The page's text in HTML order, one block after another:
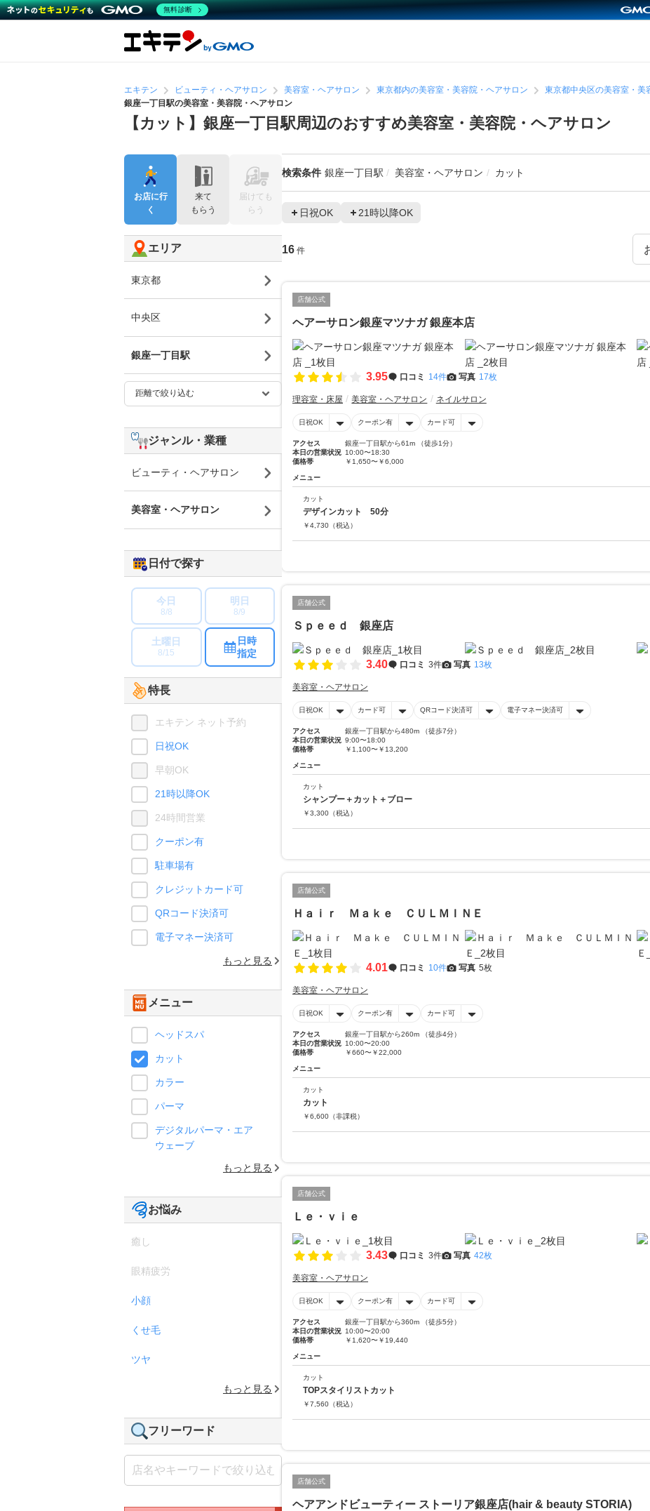
エキテン ビューティ・ヘアサロン 美容室・ヘアサロン 東京都内の美容室・美容院・ヘアサロン
東京都中央区の美容室・美
銀座一丁目駅の美容室・美容院・ヘアサロン
【カット】銀座一丁目駅周辺のおすすめ美容室・美容院・ヘアサロン
検索条件 銀座一丁目駅 美容室・ヘアサロン カット
日祝OK 21時以降OK
16 件
店舗公式
ヘアーサロン銀座マツナガ 銀座本店
3.95 口コミ 14件 写真 17枚
理容室・床屋 美容室・ヘアサロン ネイルサロン
日祝OK クーポン有 カード可
アクセス
銀座一丁目駅から61m （徒歩1分）
本日の営業状況 10:00〜18:30
価格帯
￥1,650〜￥6,000
メニュー
カット
デザインカット 50分
￥4,730 （税込）
店舗公式
Ｓｐｅｅｄ 銀座店
3.40 口コミ 3件 写真 13枚
美容室・ヘアサロン
日祝OK カード可 QRコード決済可 電子マネー決済可
アクセス
銀座一丁目駅から480m （徒歩7分）
本日の営業状況 9:00〜18:00
価格帯
￥1,100〜￥13,200
メニュー
カット
シャンプー＋カット＋ブロー
￥3,300 （税込）
店舗公式
Ｈａｉｒ Ｍａｋｅ ＣＵＬＭＩＮＥ
4.01 口コミ 10件 写真 5枚
美容室・ヘアサロン
日祝OK クーポン有 カード可
アクセス
銀座一丁目駅から260m （徒歩4分）
本日の営業状況 10:00〜20:00
価格帯
￥660〜￥22,000
メニュー
カット
カット
￥6,600 （非課税）
店舗公式
Ｌｅ・ｖｉｅ
3.43 口コミ 3件 写真 42枚
美容室・ヘアサロン
日祝OK クーポン有 カード可
アクセス
銀座一丁目駅から360m （徒歩5分）
本日の営業状況 10:00〜20:00
価格帯
￥1,620〜￥19,440
メニュー
カット
TOPスタイリストカット
￥7,560 （税込）
店舗公式
ヘアアンドビューティー ストーリア銀座店(hair & beauty STORIA)
お店に行
く
来て
もらう
届けても
らう
エリア
東京都
中央区
銀座一丁目駅
ジャンル・業種
ビューティ・ヘアサロン
美容室・ヘアサロン
日付で探す
今日
8/8
明日
8/9
土曜日
8/15
日時
指定
特長
エキテン ネット予約
日祝OK
早朝OK
21時以降OK
24時間営業
クーポン有
駐車場有
クレジットカード可
QRコード決済可
電子マネー決済可
もっと見る
メニュー
ヘッドスパ
カット
カラー
パーマ
デジタルパーマ・エア
ウェーブ
もっと見る
お悩み
癒し
眼精疲労
小顔
くせ毛
ツヤ
もっと見る
フリーワード
無料診断